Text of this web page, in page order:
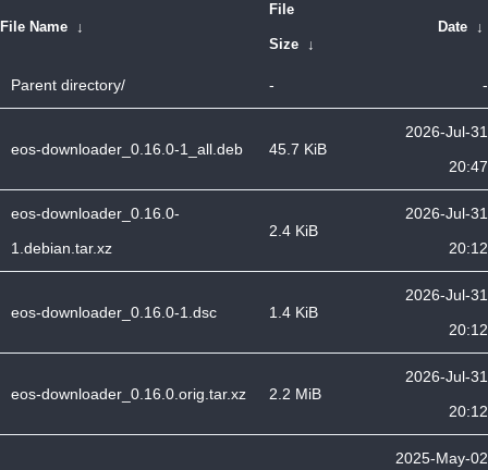
File Name ↓
File
Size ↓
Date ↓
Parent directory/ - -
eos-downloader_0.16.0-1_all.deb 45.7 KiB
2026-Jul-31
20:47
eos-downloader_0.16.0-
1.debian.tar.xz
2.4 KiB
2026-Jul-31
20:12
eos-downloader_0.16.0-1.dsc 1.4 KiB
2026-Jul-31
20:12
eos-downloader_0.16.0.orig.tar.xz 2.2 MiB
2026-Jul-31
20:12
2025-May-02